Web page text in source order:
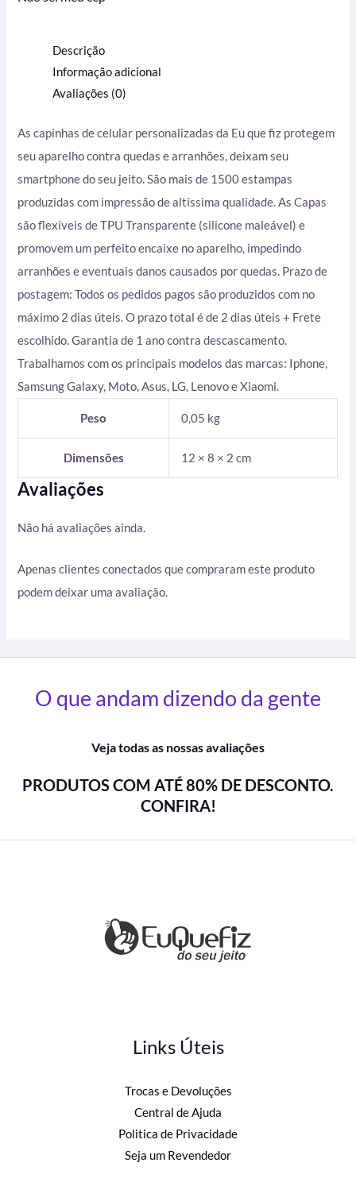
Descrição
Informação adicional
Avaliações (0)
As capinhas de celular personalizadas da Eu que fiz protegem
seu aparelho contra quedas e arranhões, deixam seu
smartphone do seu jeito. São mais de 1500 estampas
produzidas com impressão de altíssima qualidade. As Capas
são flexíveis de TPU Transparente (silicone maleável) e
promovem um perfeito encaixe no aparelho, impedindo
arranhões e eventuais danos causados por quedas. Prazo de
postagem: Todos os pedidos pagos são produzidos com no
máximo 2 dias úteis. O prazo total é de 2 dias úteis + Frete
escolhido. Garantia de 1 ano contra descascamento.
Trabalhamos com os principais modelos das marcas: Iphone,
Samsung Galaxy, Moto, Asus, LG, Lenovo e Xiaomi.
Peso 0,05 kg
Dimensões 12 × 8 × 2 cm
Avaliações
Não há avaliações ainda.
Apenas clientes conectados que compraram este produto
podem deixar uma avaliação.
O que andam dizendo da gente
Veja todas as nossas avaliações
PRODUTOS COM ATÉ 80% DE DESCONTO.
CONFIRA!
Links Úteis
Trocas e Devoluções
Central de Ajuda
Politica de Privacidade
Seja um Revendedor